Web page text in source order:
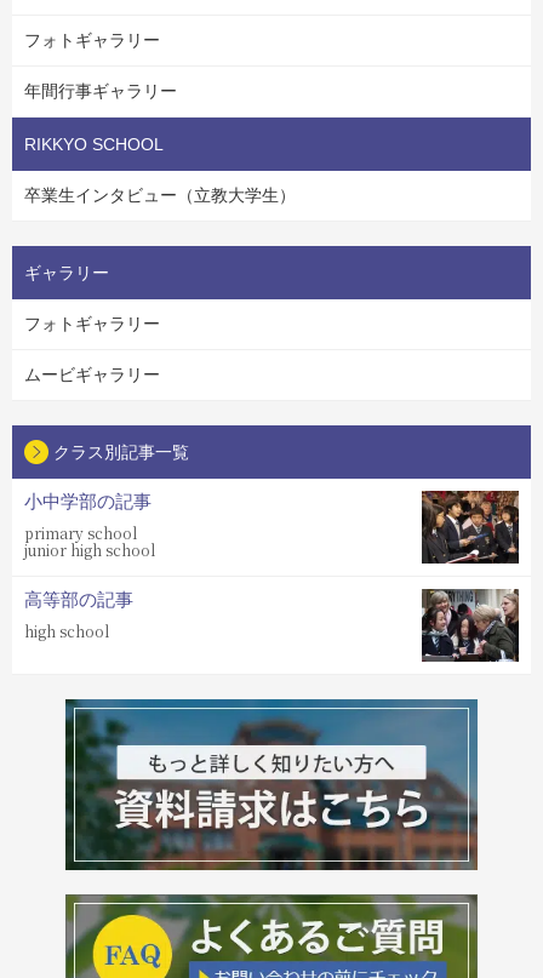
フォトギャラリー
年間行事ギャラリー
RIKKYO SCHOOL
卒業生インタビュー（立教大学生）
ギャラリー
フォトギャラリー
ムービギャラリー
クラス別記事一覧
小中学部の記事
primary school
junior high school
高等部の記事
high school